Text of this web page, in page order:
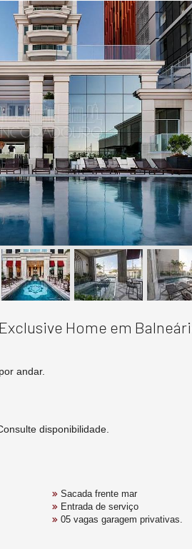
Home em
andar.
disponibilidade.
Sacada frente mar
Entrada de serviço
05 vagas garagem privativas.